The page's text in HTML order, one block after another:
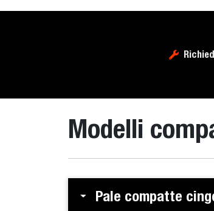
Modelli
Pale compatte